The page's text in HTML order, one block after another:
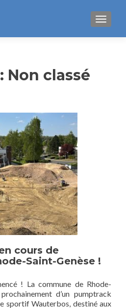
Non classé
cours de
Saint-Genèse !
! La commune de Rhode-
d’un pumptrack
sportif Wauterbos, destiné aux